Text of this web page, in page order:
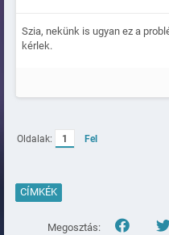
Szia, nekünk is ugyan ez a
kérlek.
Oldalak: 1
Fel
CÍMKÉK
Megosztás: